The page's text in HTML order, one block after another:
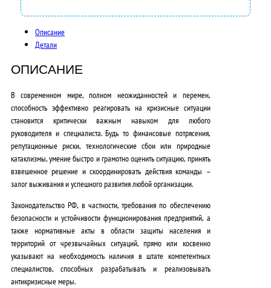
0
0
,
0
0
₽
.
Описание
Детали
ОПИСАНИЕ
В современном мире, полном неожиданностей и перемен,
способность эффективно реагировать на кризисные ситуации
становится критически важным навыком для любого
руководителя и специалиста. Будь то финансовые потрясения,
репутационные риски, технологические сбои или природные
катаклизмы, умение быстро и грамотно оценить ситуацию, принять
взвешенное решение и скоординировать действия команды –
залог выживания и успешного развития любой организации.
Законодательство РФ, в частности, требования по обеспечению
безопасности и устойчивости функционирования предприятий, а
также нормативные акты в области защиты населения и
территорий от чрезвычайных ситуаций, прямо или косвенно
указывают на необходимость наличия в штате компетентных
специалистов, способных разрабатывать и реализовывать
антикризисные меры.